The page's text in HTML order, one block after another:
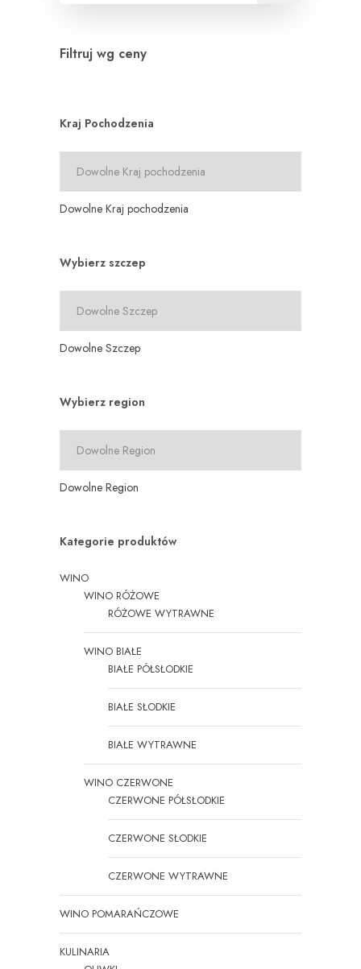
Filtruj wg ceny
Kraj Pochodzenia
Dowolne Kraj pochodzenia
Wybierz szczep
Dowolne Szczep
Wybierz region
Dowolne Region
Kategorie produktów
WINO
WINO RÓŻOWE
RÓŻOWE WYTRAWNE
WINO BIAŁE
BIAŁE PÓŁSŁODKIE
BIAŁE SŁODKIE
BIAŁE WYTRAWNE
WINO CZERWONE
CZERWONE PÓŁSŁODKIE
CZERWONE SŁODKIE
CZERWONE WYTRAWNE
WINO POMARAŃCZOWE
KULINARIA